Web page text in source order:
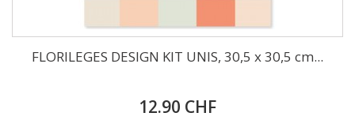
FLORILEGES DESIGN KIT UNIS, 30,5 x 30,5 cm...
12.90 CHF